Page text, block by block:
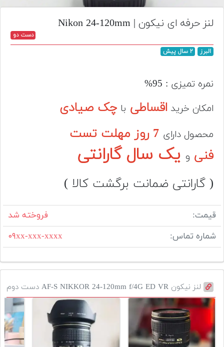
تجهیزات
مکث
دست
دوم
لیست
دوربین
بله
لنز حرفه ای نیکون | Nikon 24-120mm
دست دو
البرز ۲ سال پیش
نمره تمیزی : 95%
امکان خرید اقساطی با چک صیادی
محصول دارای
7 روز مهلت تست
فنی و یک سال گارانتی
( گارانتی ضمانت برگشت کالا )
قیمت:
فروخته شد
شماره تماس:
۰۹xx-xxx-xxxx
لنز نیکون AF-S NIKKOR 24-120mm f/4G ED VR دست دوم